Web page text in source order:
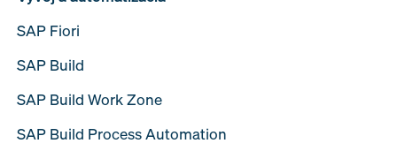
SAP Fiori
SAP Build
SAP Build Work Zone
SAP Build Process Automation